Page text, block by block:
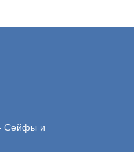
Сейфы и